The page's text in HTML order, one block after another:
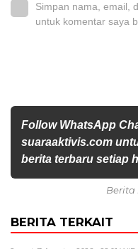
Simpan nama, email,
untuk komentar saya
Follow WhatsApp
suaraaktivis.com
berita terbaru setiap
Berita
BERITA TERKAIT